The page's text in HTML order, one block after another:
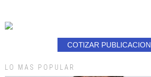
COTIZAR PUBLICACION
LO MAS POPULAR